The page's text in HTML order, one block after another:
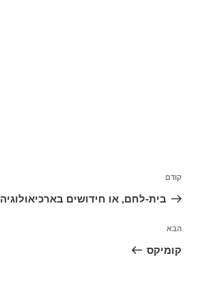
הפוסט
הקודם
קודם
בית-לחם, או חידושים בארכיאולוגיה
הפוסט
הבא
הבא
קומיקס